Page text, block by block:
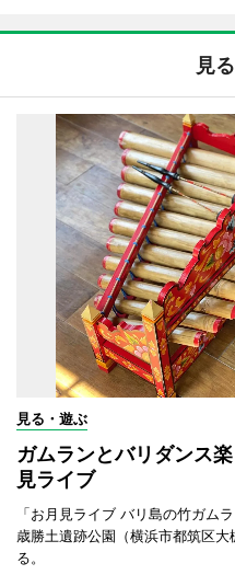
見
見る・遊ぶ
ガムランとバリダンス
見ライブ
「お月見ライブ バリ島の竹ガム
歳勝土遺跡公園（横浜市都筑区
る。